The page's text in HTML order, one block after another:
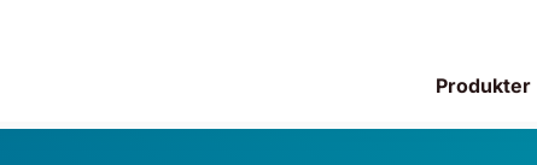
Produkter